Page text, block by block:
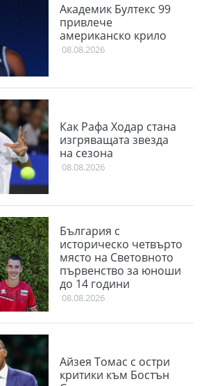
Академик Бултекс 99
привлече
американско крило
08.08.2026
Как Рафа Ходар стана
изгряващата звезда
на сезона
08.08.2026
България с
историческо четвърто
място на Световното
първенство за юноши
до 14 години
08.08.2026
Айзея Томас с остри
критики към Бостън